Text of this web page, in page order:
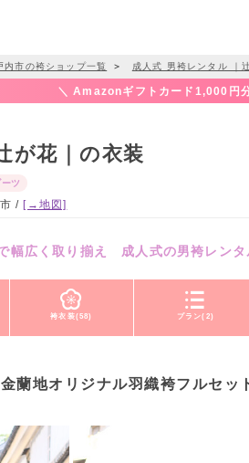
内市の袴ショップ一覧 ＞ 成人式 男袴レンタル ｜
＼ Amazonギフトカード1,000円
が花｜の衣装
ーツ
/ [→地図]
幅広く取り揃え 成人式の男袴レンタ
袴衣装(58) プラン(2)
蘭地オリジナル羽織袴フルセッ